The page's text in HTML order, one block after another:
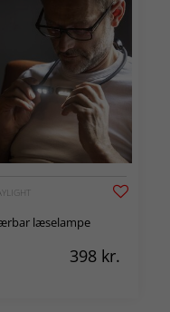
læselampe
398 kr.